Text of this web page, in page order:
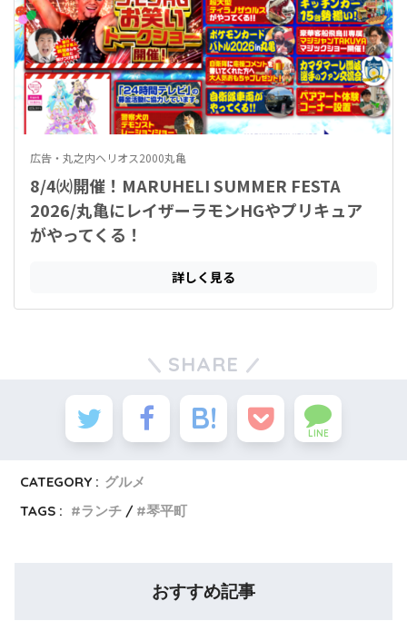
SHARE
LINE
CATEGORY : グルメ
TAGS :
ランチ 琴平町
おすすめ記事